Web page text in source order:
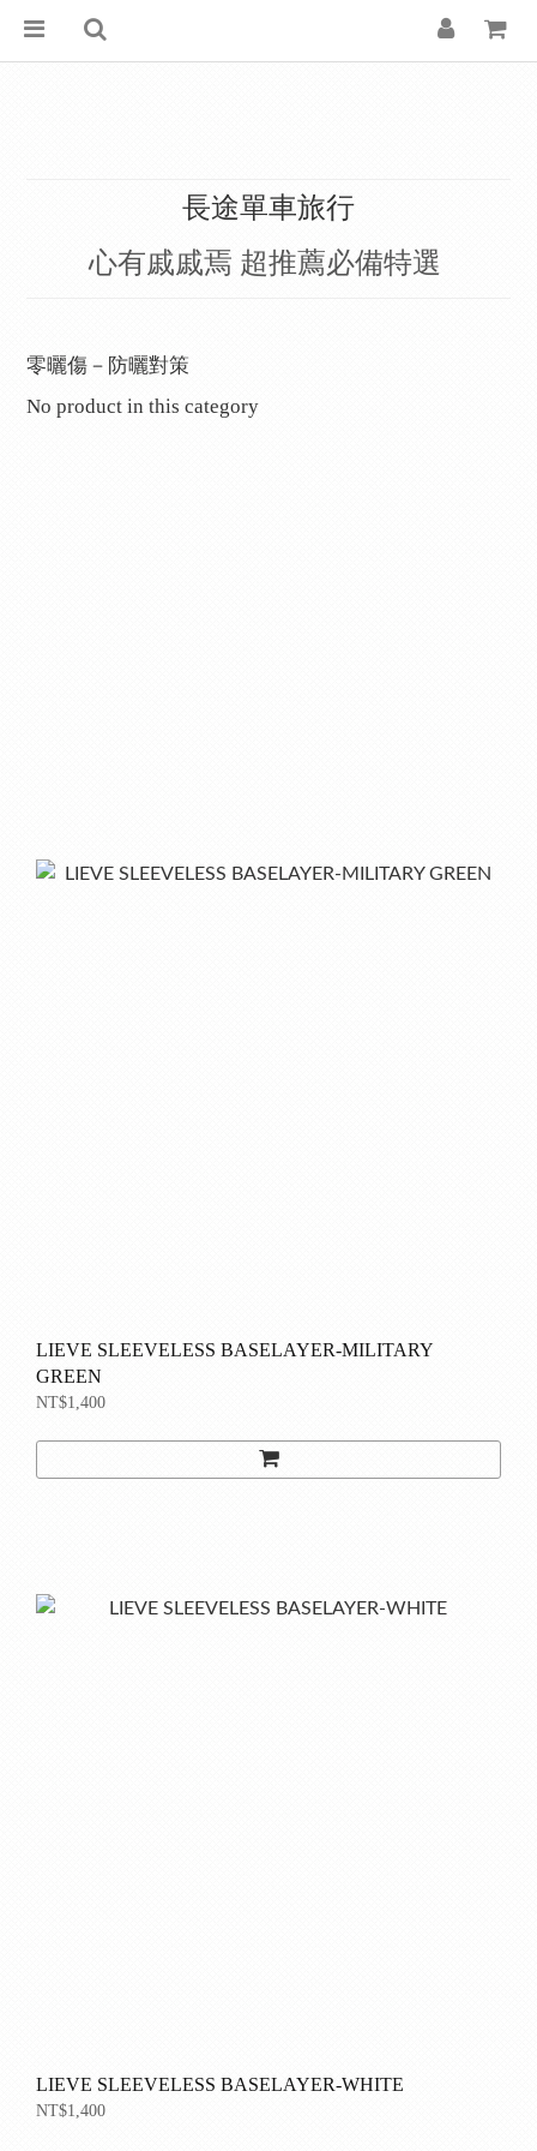
長途單車旅行
心有戚戚焉 超推薦必備特選
零曬傷－防曬對策
No product in this category
LIEVE SLEEVELESS BASELAYER-MILITARY
GREEN
NT$1,400
LIEVE SLEEVELESS BASELAYER-WHITE
NT$1,400